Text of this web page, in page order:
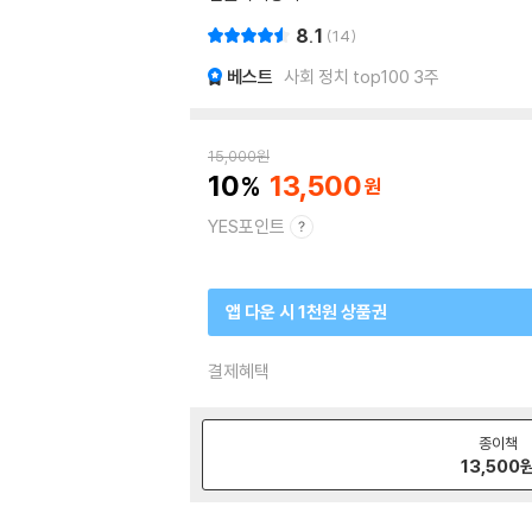
8.1 14
베스트 사회 정치 top100 3주
15,000원
10 13,500
YES포인트
앱 다운 시 1천원 상품권
결제혜택
종이책
13,500